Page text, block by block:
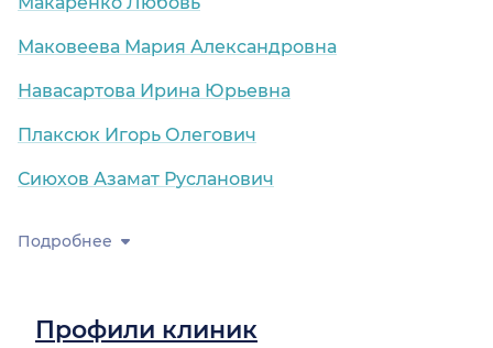
Маковеева Мария Александровна
Навасартова Ирина Юрьевна
Плаксюк Игорь Олегович
Сиюхов Азамат Русланович
Подробнее
Профили клиник